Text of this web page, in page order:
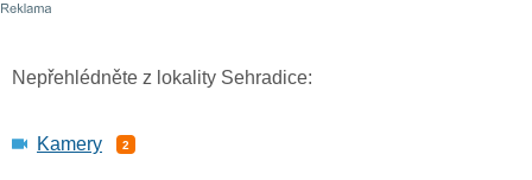
Nepřehlédněte z lokality Sehradice:
Kamery 2